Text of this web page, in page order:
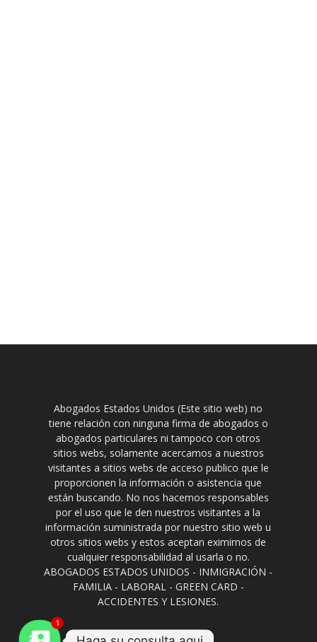
Abogados Estados Unidos (Este sitio web) no
tiene relación con ninguna firma de abogados o
abogados particulares ni tampoco con otros
sitios webs, solamente acercamos a nuestros
visitantes a sitios webs de acceso publico que le
proporcionen la información o asistencia que
están buscando. No nos hacemos responsables
por el uso que le den nuestros visitantes a la
información suministrada por nuestro sitio web u
otros sitios webs y estos aceptan eximirnos de
cualquier responsabilidad al usarla o no.
ABOGADOS ESTADOS UNIDOS - INMIGRACIÓN -
FAMILIA - LABORAL - GREEN CARD -
ACCIDENTES Y LESIONES.
1